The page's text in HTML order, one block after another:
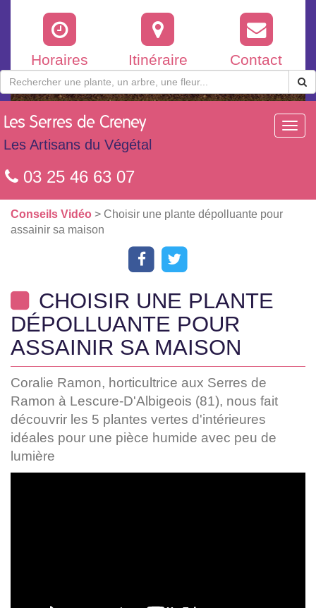
Horaires Itinéraire Contact
Les Serres de Creney
Les Artisans du Végétal
03 25 46 63 07
Conseils Vidéo > Choisir une plante dépolluante pour
assainir sa maison
CHOISIR UNE PLANTE
DÉPOLLUANTE POUR
ASSAINIR SA MAISON
Coralie Ramon, horticultrice aux Serres de
Ramon à Lescure-D'Albigeois (81), nous fait
découvrir les 5 plantes vertes d'intérieures
idéales pour une pièce humide avec peu de
lumière